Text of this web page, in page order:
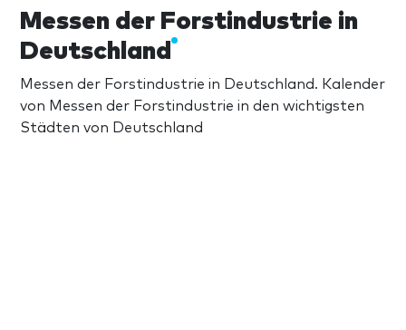
Messen der Forstindustrie in
Deutschland
Messen der Forstindustrie in Deutschland. Kalender
von Messen der Forstindustrie in den wichtigsten
Städten von Deutschland